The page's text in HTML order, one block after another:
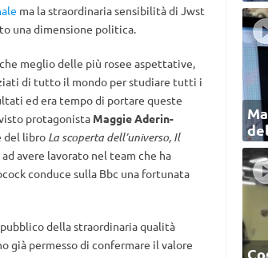
ma la straordinaria sensibilità di Jwst
una dimensione politica.
meglio delle più rosee aspettative,
di tutto il mondo per studiare tutti i
ed era tempo di portare queste
protagonista Maggie Aderin-
del libro La scoperta dell’universo, Il
avere lavorato nel team che ha
conduce sulla Bbc una fortunata
della straordinaria qualità
già permesso di confermare il valore